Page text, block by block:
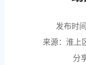
发布时
来源：淮上
分